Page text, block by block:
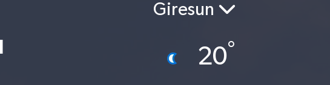
Giresun
20°